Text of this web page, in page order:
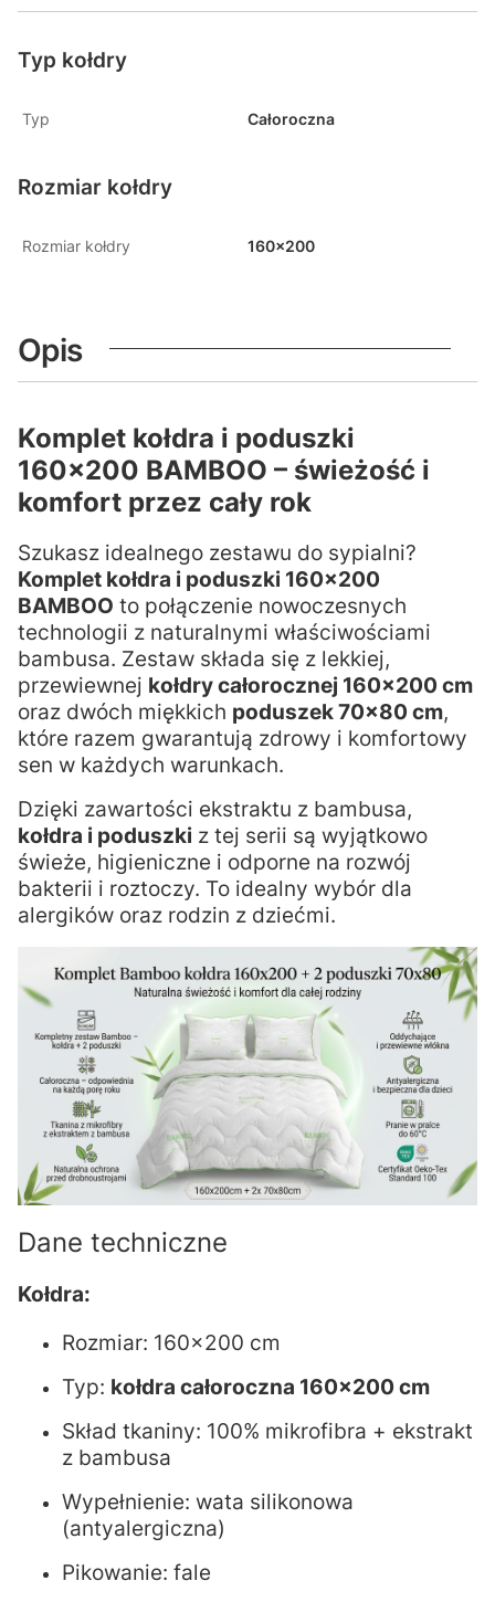
Typ kołdry
Typ Całoroczna
Rozmiar kołdry
Rozmiar kołdry 160x200
Opis
Komplet kołdra i poduszki
160x200 BAMBOO – świeżość i
komfort przez cały rok
Szukasz idealnego zestawu do sypialni?
Komplet kołdra i poduszki 160x200
BAMBOO to połączenie nowoczesnych
technologii z naturalnymi właściwościami
bambusa. Zestaw składa się z lekkiej,
przewiewnej kołdry całorocznej 160x200 cm
oraz dwóch miękkich poduszek 70x80 cm,
które razem gwarantują zdrowy i komfortowy
sen w każdych warunkach.
Dzięki zawartości ekstraktu z bambusa,
kołdra i poduszki z tej serii są wyjątkowo
świeże, higieniczne i odporne na rozwój
bakterii i roztoczy. To idealny wybór dla
alergików oraz rodzin z dziećmi.
Dane techniczne
Kołdra:
Rozmiar: 160x200 cm
Typ: kołdra całoroczna 160x200 cm
Skład tkaniny: 100% mikrofibra + ekstrakt
z bambusa
Wypełnienie: wata silikonowa
(antyalergiczna)
Pikowanie: fale